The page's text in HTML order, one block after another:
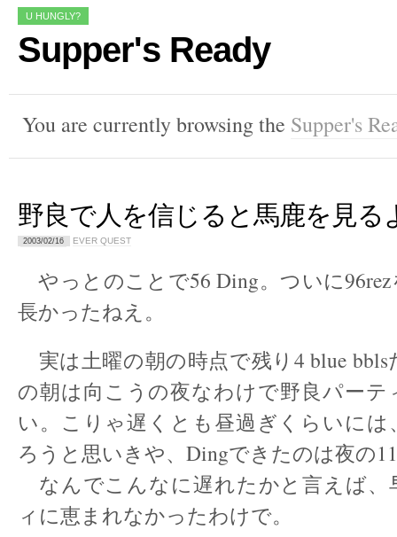
U HUNGLY?
Supper's Ready
You are currently browsing the Supper's
野良で人を信じると馬鹿を見る
2003/02/16 EVER QUEST
やっとのことで56 Ding。ついに
長かったねえ。
実は土曜の朝の時点で残り4 blue
の朝は向こうの夜なわけで野良パーテ
い。こりゃ遅くとも昼過ぎくらいには
ろうと思いきや、Dingできたのは夜の
なんでこんなに遅れたかと言えば、
ィに恵まれなかったわけで。